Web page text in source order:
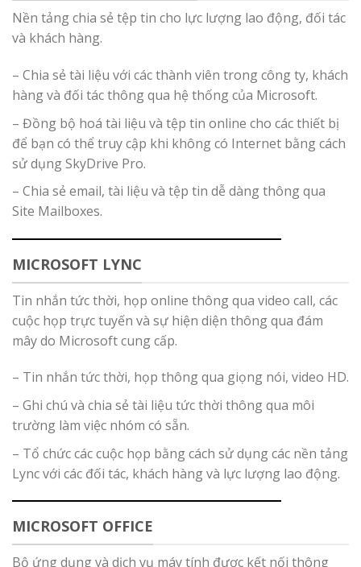
Nền tảng chia sẻ tệp tin cho lực lượng lao động, đối tác
và khách hàng.
– Chia sẻ tài liệu với các thành viên trong công ty, khách
hàng và đối tác thông qua hệ thống của Microsoft.
– Đồng bộ hoá tài liệu và tệp tin online cho các thiết bị
để bạn có thể truy cập khi không có Internet bằng cách
sử dụng SkyDrive Pro.
– Chia sẻ email, tài liệu và tệp tin dễ dàng thông qua
Site Mailboxes.
MICROSOFT LYNC
Tin nhắn tức thời, họp online thông qua video call, các
cuộc họp trực tuyến và sự hiện diện thông qua đám
mây do Microsoft cung cấp.
– Tin nhắn tức thời, họp thông qua giọng nói, video HD.
– Ghi chú và chia sẻ tài liệu tức thời thông qua môi
trường làm việc nhóm có sẵn.
– Tổ chức các cuộc họp bằng cách sử dụng các nền tảng
Lync với các đối tác, khách hàng và lực lượng lao động.
MICROSOFT OFFICE
Bộ ứng dụng và dịch vụ máy tính được kết nối thông